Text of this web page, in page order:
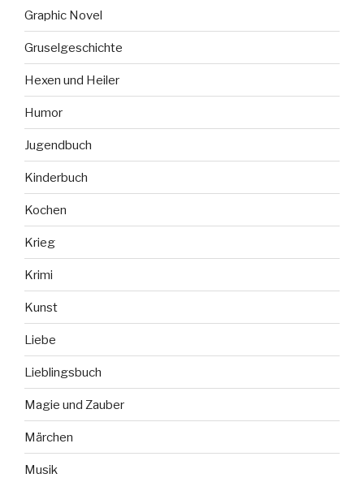
Graphic Novel
Gruselgeschichte
Hexen und Heiler
Humor
Jugendbuch
Kinderbuch
Kochen
Krieg
Krimi
Kunst
Liebe
Lieblingsbuch
Magie und Zauber
Märchen
Musik